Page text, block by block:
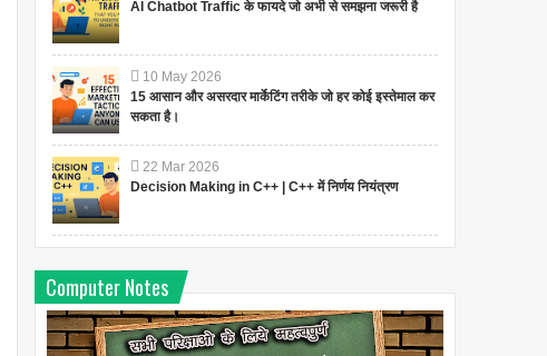
AI Chatbot Traffic के फायदे जो अभी से समझना जरूरी है
10 May 2026
15 आसान और असरदार मार्केटिंग तरीके जो हर कोई इस्तेमाल कर
सकता है।
22 Mar 2026
Decision Making in C++ | C++ में निर्णय नियंत्रण
Computer Notes